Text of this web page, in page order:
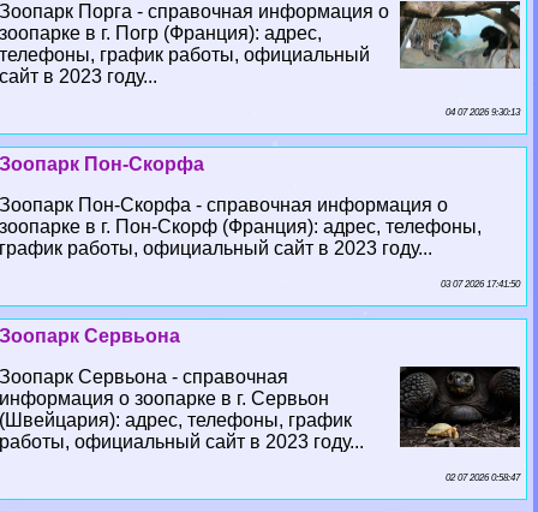
Зоопарк Порга - справочная информация о
зоопарке в г. Погр (Франция): адрес,
телефоны, график работы, официальный
сайт в 2023 году...
04 07 2026 9:30:13
Зоопарк Пон-Скорфа
Зоопарк Пон-Скорфа - справочная информация о
зоопарке в г. Пон-Скорф (Франция): адрес, телефоны,
график работы, официальный сайт в 2023 году...
03 07 2026 17:41:50
Зоопарк Сервьона
Зоопарк Сервьона - справочная
информация о зоопарке в г. Сервьон
(Швейцария): адрес, телефоны, график
работы, официальный сайт в 2023 году...
02 07 2026 0:58:47